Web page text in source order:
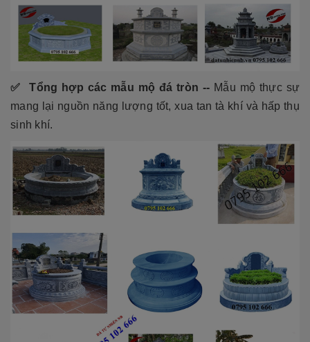
✅ Tổng hợp các mẫu mộ đá tròn -- Mẫu mộ thực sự
mang lại nguồn năng lượng tốt, xua tan tà khí và hấp thụ
sinh khí.